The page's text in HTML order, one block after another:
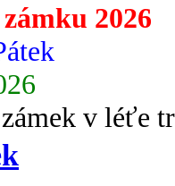
2026
v léťe